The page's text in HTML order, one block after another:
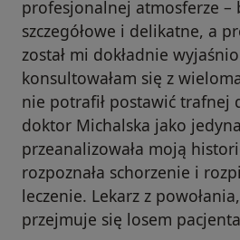
profesjonalnej atmosferze –
szczegółowe i delikatne, a
został mi dokładnie
konsultowałam się z
nie potrafił postawić trafnej
doktor Michalska jako
przeanalizowała moją
rozpoznała schorzenie i
leczenie. Lekarz z
przejmuje się losem